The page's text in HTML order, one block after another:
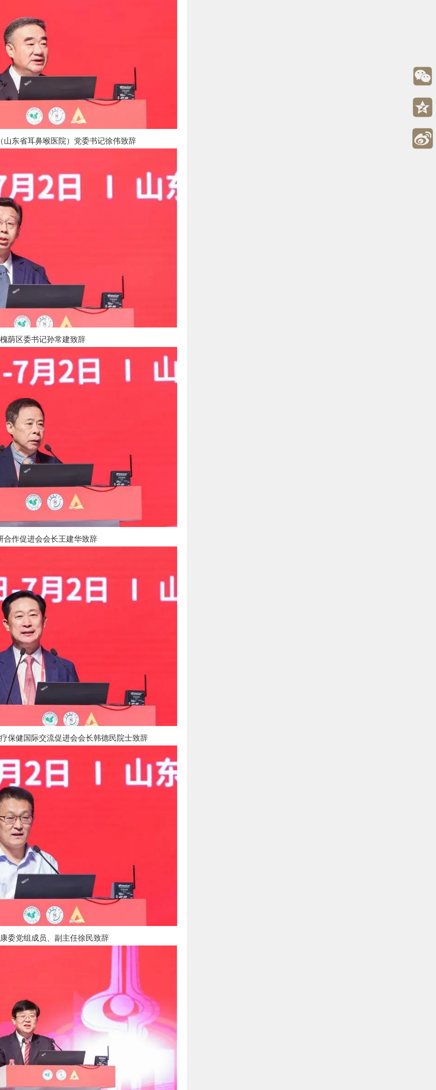
山东省耳鼻喉医院）党委书记徐伟致辞
荫区委书记孙常建致辞
合作促进会会长王建华致辞
保健国际交流促进会会长韩德民院士致辞
委党组成员、副主任徐民致辞